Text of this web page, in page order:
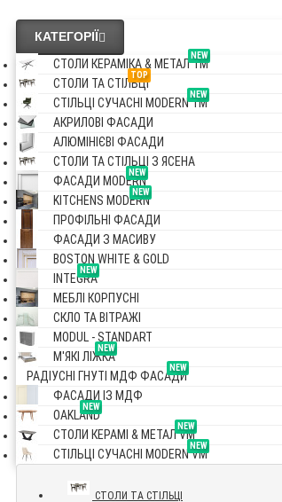
КАТЕГОРІЇ
NEW
СТОЛИ КЕРАМІКА & МЕТАЛ TM
TOP
СТОЛИ ТА СТІЛЬЦІ
NEW
СТІЛЬЦІ СУЧАСНІ MODERN TM
АКРИЛОВІ ФАСАДИ
АЛЮМІНІЄВІ ФАСАДИ
СТОЛИ ТА СТІЛЬЦІ З ЯСЕНА
NEW
ФАСАДИ MODERN
NEW
KITCHENS MODERN
ПРОФІЛЬНІ ФАСАДИ
ФАСАДИ З МАСИВУ
BOSTON WHITE & GOLD
NEW
INTEGRA
МЕБЛІ КОРПУСНІ
СКЛО ТА ВІТРАЖІ
MODUL - STANDART
NEW
М'ЯКІ ЛІЖКА
NEW
РАДІУСНІ ГНУТІ МДФ ФАСАДИ
ФАСАДИ ІЗ МДФ
NEW
OAKLAND
NEW
СТОЛИ КЕРАМІ & МЕТАЛ VM
NEW
СТІЛЬЦІ СУЧАСНІ MODERN VM
СТОЛИ ТА СТІЛЬЦІ